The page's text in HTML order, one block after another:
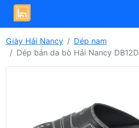
Giày Hải Nancy
Dép nam
Dép bản da bò Hải Nancy DB12D